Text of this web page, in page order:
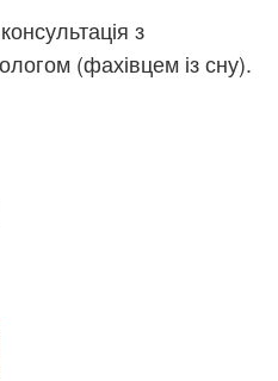
з
(фахівцем із сну).